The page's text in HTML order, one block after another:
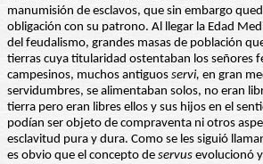
manumisión de esclavos, que sin embargo
obligación con su patrono. Al llegar la Edad
del feudalismo, grandes masas de población
tierras cuya titularidad ostentaban los señores
campesinos, muchos antiguos servi, en gran
servidumbres, se alimentaban solos, no eran
tierra pero eran libres ellos y sus hijos en el
podían ser objeto de compraventa ni otros
esclavitud pura y dura. Como se les siguió
es obvio que el concepto de servus evolucionó